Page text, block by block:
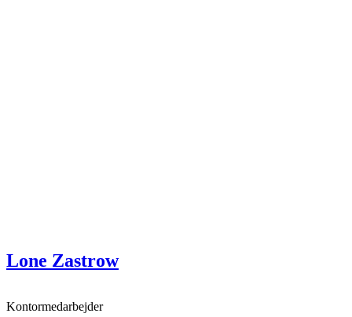
Lone Zastrow
Kontormedarbejder